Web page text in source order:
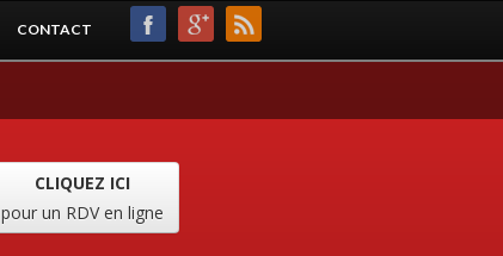
CONTACT
CLIQUEZ ICI
pour un RDV en ligne